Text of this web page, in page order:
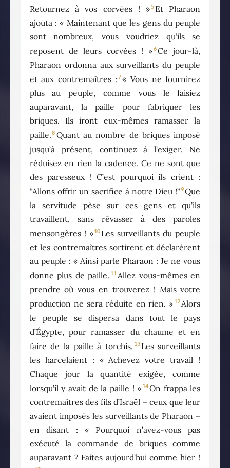
Retournez à vos corvées ! »5 Et Pharaon
ajouta : « Maintenant que les gens du peuple
sont nombreux, vous voudriez qu’ils se
reposent de leurs corvées ! »6Ce jour-là,
Pharaon ordonna aux surveillants du peuple
et aux contremaîtres :7« Vous ne fournirez
plus au peuple, comme vous le faisiez
auparavant, la paille pour fabriquer les
briques. Ils iront eux-mêmes ramasser la
paille.8 Quant au nombre de briques imposé
jusqu’à présent, continuez à l’exiger. Ne
réduisez en rien la cadence. Ce ne sont que
des paresseux ! C’est pourquoi ils crient :
“Allons offrir un sacrifice à notre Dieu !”9Que
la servitude pèse sur ces gens et qu’ils
travaillent, sans rêvasser à des paroles
mensongères ! »10 Les surveillants du peuple
et les contremaîtres sortirent et déclarèrent
au peuple : « Ainsi parle Pharaon : Je ne vous
donne plus de paille. 11 Allez vous-mêmes en
prendre où vous en trouverez ! Mais votre
production ne sera réduite en rien. » 12Alors
le peuple se dispersa dans tout le pays
d’Égypte, pour ramasser du chaume et en
faire de la paille à torchis. 13 Les surveillants
les harcelaient : « Achevez votre travail !
Chaque jour la quantité exigée, comme
lorsqu’il y avait de la paille ! » 14On frappa les
contremaîtres des fils d’Israël – ceux que leur
avaient imposés les surveillants de Pharaon –
en disant : « Pourquoi n’avez-vous pas
exécuté la commande de briques comme
auparavant ? Faites aujourd’hui comme hier !